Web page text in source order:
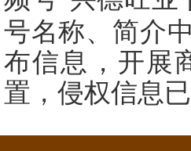
号名称、简介
布信息，开展
置，侵权信息已